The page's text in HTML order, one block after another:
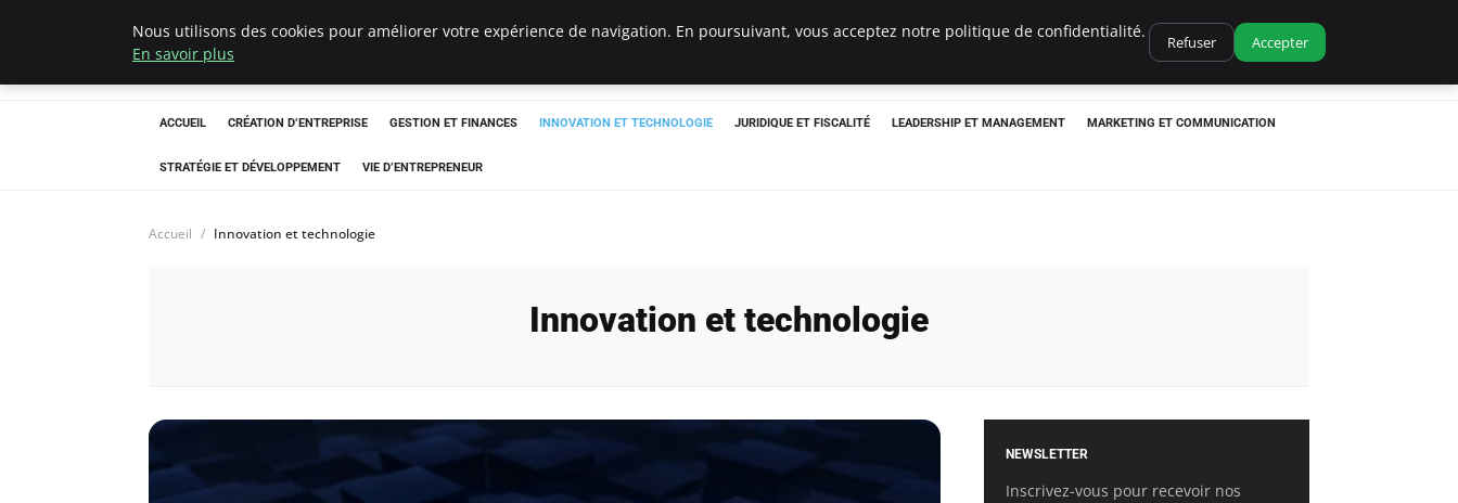
Ultimatefs
ACCUEIL CRÉATION D’ENTREPRISE GESTION ET FINANCES INNOVATION ET TECHNOLOGIE JURIDIQUE ET FISCALITÉ LEADERSHIP ET MANAGEMENT MARKETING ET COMMUNICATION
STRATÉGIE ET DÉVELOPPEMENT VIE D’ENTREPRENEUR
Accueil Innovation et technologie
Innovation et technologie
NEWSLETTER
Inscrivez-vous pour recevoir nos
Nous utilisons des cookies pour améliorer votre expérience de navigation. En poursuivant, vous acceptez notre politique de confidentialité.
En savoir plus
Refuser Accepter